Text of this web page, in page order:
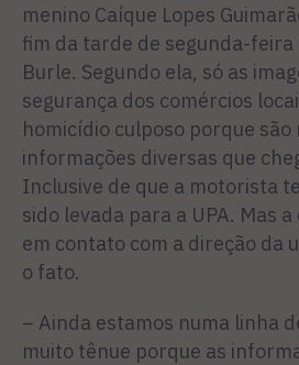
menino Caíque Lopes
fim da tarde de segunda-feira
Burle. Segundo ela, só as
segurança dos comércios
homicídio culposo porque são
informações diversas que
Inclusive de que a motorista
sido levada para a UPA. Mas
em contato com a direção da
o fato.
– Ainda estamos numa linha
muito tênue porque as